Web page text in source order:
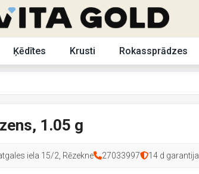
Ķēdītes Krusti Rokassprādzes
1.05 g
iela 15/2, Rēzekne 27033997 14 d garantija